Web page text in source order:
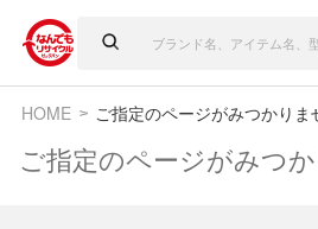
HOME ご指定のページがみつかりま
ご指定のページがみつ